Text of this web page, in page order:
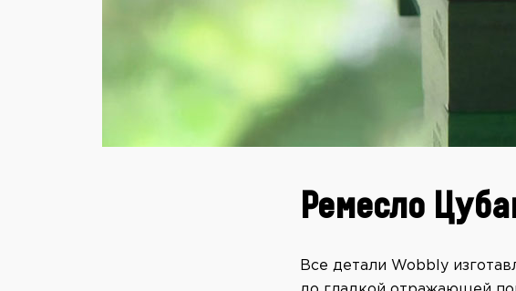
Ремесло
Все детали Wobbly